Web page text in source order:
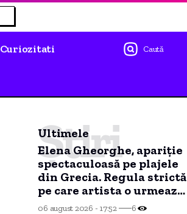
Curiozitati Caută
Ultimele
Știri
Elena Gheorghe, apariție
spectaculoasă pe plajele
din Grecia. Regula strictă
pe care artista o urmează
în vacanță.
06 august 2026 - 17:52 6